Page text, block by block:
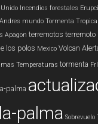
Unido Incendios forestales
mundo Tormenta Tropical
Apagon terremotos terremoto
los polos Mexico Volcan
Temperaturas tormenta
palma
palma Sobrevuelo